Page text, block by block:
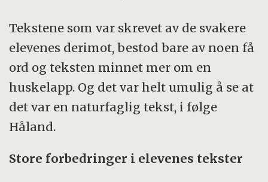
Tekstene som var skrevet av de svakere
elevenes derimot, bestod bare av noen få
ord og teksten minnet mer om en
huskelapp. Og det var helt umulig å se at
det var en naturfaglig tekst, i følge
Håland.
Store forbedringer i elevenes tekster